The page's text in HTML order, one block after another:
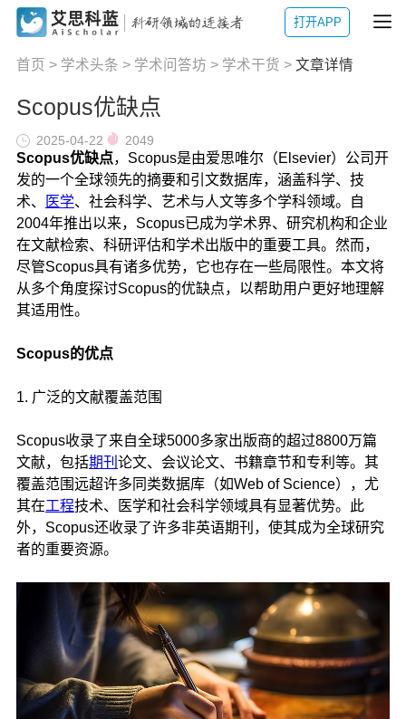
打开APP
首页 > 学术头条 > 学术问答坊 > 学术干货 > 文章详情
Scopus优缺点
2025-04-22 2049
Scopus优缺点，Scopus是由爱思唯尔（Elsevier）公司开
发的一个全球领先的摘要和引文数据库，涵盖科学、技
术、
医学、社会科学、艺术与人文等多个学科领域。自
2004年推出以来，Scopus已成为学术界、研究机构和企业
在文献检索、科研评估和学术出版中的重要工具。然而，
尽管Scopus具有诸多优势，它也存在一些局限性。本文将
从多个角度探讨Scopus的优缺点，以帮助用户更好地理解
其适用性。
Scopus的优点
1. 广泛的文献覆盖范围
Scopus收录了来自全球5000多家出版商的超过8800万篇
文献，包括期刊 论文、会议论文、书籍章节和专利等。其
覆盖范围远超许多同类数据库（如Web of Science），尤
其在工程技术、医学和社会科学领域具有显著优势。此
外，Scopus还收录了许多非英语期刊，使其成为全球研究
者的重要资源。